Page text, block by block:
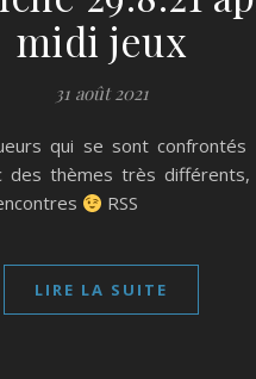
midi jeux
31 août 2021
des thèmes très
RSS
LIRE LA SUITE